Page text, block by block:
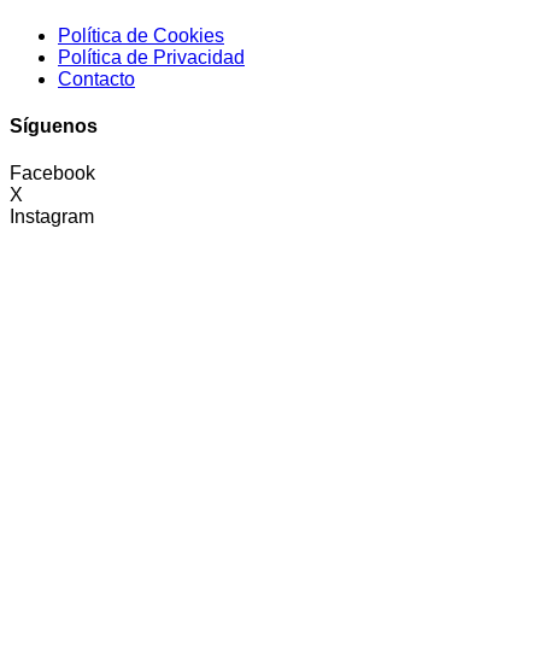
Política de Cookies
Política de Privacidad
Contacto
Síguenos
Facebook
X
Instagram